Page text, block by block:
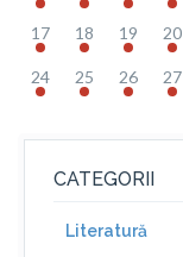
17 18 19 20
24 25 26 27
CATEGORII
Literatură